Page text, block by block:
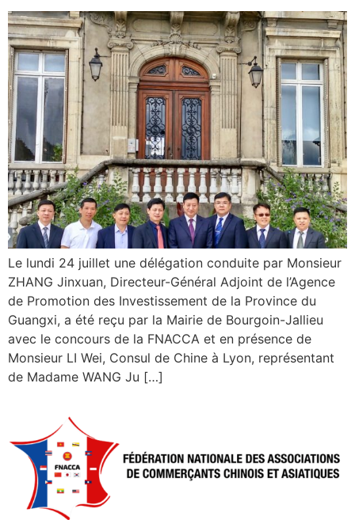
Le lundi 24 juillet une délégation conduite par Monsieur
ZHANG Jinxuan, Directeur-Général Adjoint de l’Agence
de Promotion des Investissement de la Province du
Guangxi, a été reçu par la Mairie de Bourgoin-Jallieu
avec le concours de la FNACCA et en présence de
Monsieur LI Wei, Consul de Chine à Lyon, représentant
de Madame WANG Ju […]